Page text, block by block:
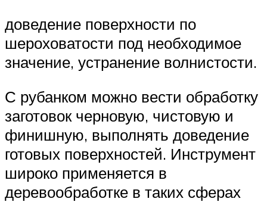
доведение поверхности по
шероховатости под необходимое
значение, устранение волнистости.
С рубанком можно вести обработку
заготовок черновую, чистовую и
финишную, выполнять доведение
готовых поверхностей. Инструмент
широко применяется в
деревообработке в таких сферах